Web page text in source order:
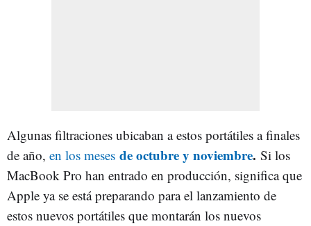
Algunas filtraciones ubicaban a estos portátiles a finales
de año, en los meses de octubre y noviembre. Si los
MacBook Pro han entrado en producción, significa que
Apple ya se está preparando para el lanzamiento de
estos nuevos portátiles que montarán los nuevos